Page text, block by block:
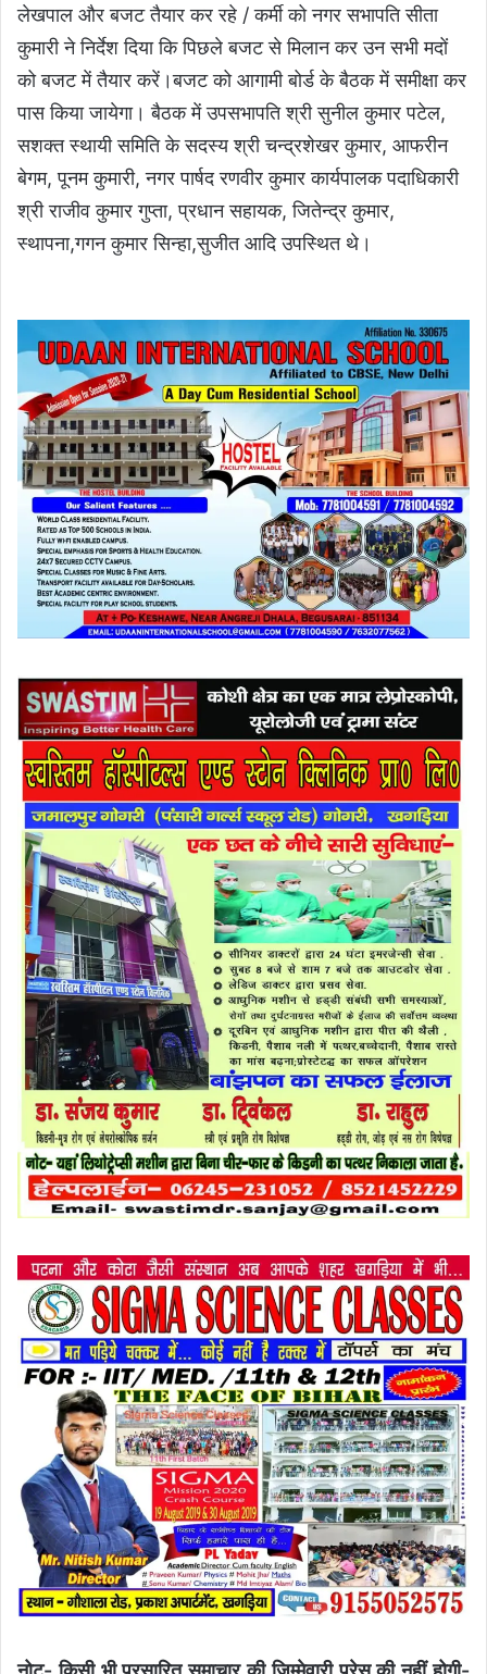
लेखपाल और बजट तैयार कर रहे / कर्मी को नगर सभापति सीता
कुमारी ने निर्देश दिया कि पिछले बजट से मिलान कर उन सभी मदों
को बजट में तैयार करें।बजट को आगामी बोर्ड के बैठक में समीक्षा कर
पास किया जायेगा। बैठक में उपसभापति श्री सुनील कुमार पटेल,
सशक्त स्थायी समिति के सदस्य श्री चन्द्रशेखर कुमार, आफरीन
बेगम, पूनम कुमारी, नगर पार्षद रणवीर कुमार कार्यपालक पदाधिकारी
श्री राजीव कुमार गुप्ता, प्रधान सहायक, जितेन्द्र कुमार,
स्थापना,गगन कुमार सिन्हा,सुजीत आदि उपस्थित थे।